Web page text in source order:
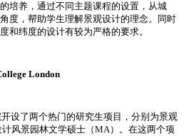
培养，通过不同主题课程的设置，从城
度，帮助学生理解景观设计的理念。同时
和纬度的设计有较为严格的要求。
London
了两个热门的研究生项目，分别为景观
风景园林文学硕士（MA）。在这两个项